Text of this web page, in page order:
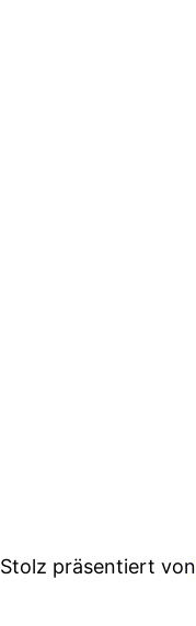
Stolz präsentiert von